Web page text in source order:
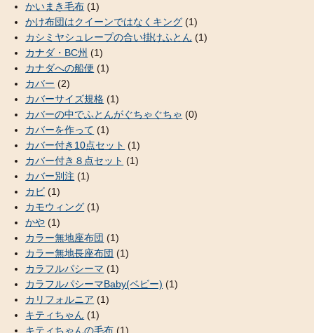
かいまき毛布 (1)
かけ布団はクイーンではなくキング (1)
カシミヤシュレープの合い掛けふとん (1)
カナダ・BC州 (1)
カナダへの船便 (1)
カバー (2)
カバーサイズ規格 (1)
カバーの中でふとんがぐちゃぐちゃ (0)
カバーを作って (1)
カバー付き10点セット (1)
カバー付き８点セット (1)
カバー別注 (1)
カビ (1)
カモウィング (1)
かや (1)
カラー無地座布団 (1)
カラー無地長座布団 (1)
カラフルパシーマ (1)
カラフルパシーマBaby(ベビー) (1)
カリフォルニア (1)
キティちゃん (1)
キティちゃんの毛布 (1)